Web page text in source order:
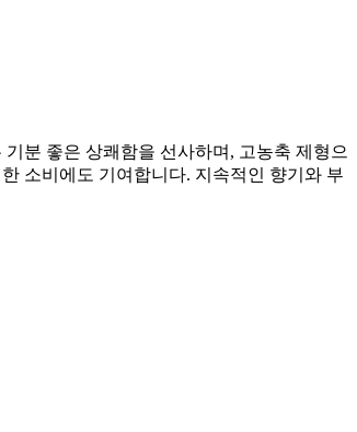
분 좋은 상쾌함을 선사하며, 고농축 제형으
소비에도 기여합니다. 지속적인 향기와 부